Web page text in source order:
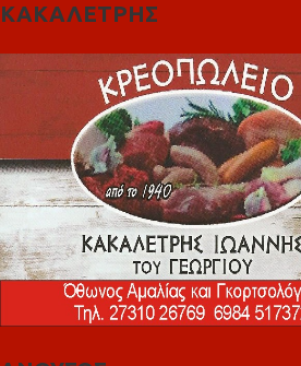
ΚΑΚΑΛΕΤΡΗΣ